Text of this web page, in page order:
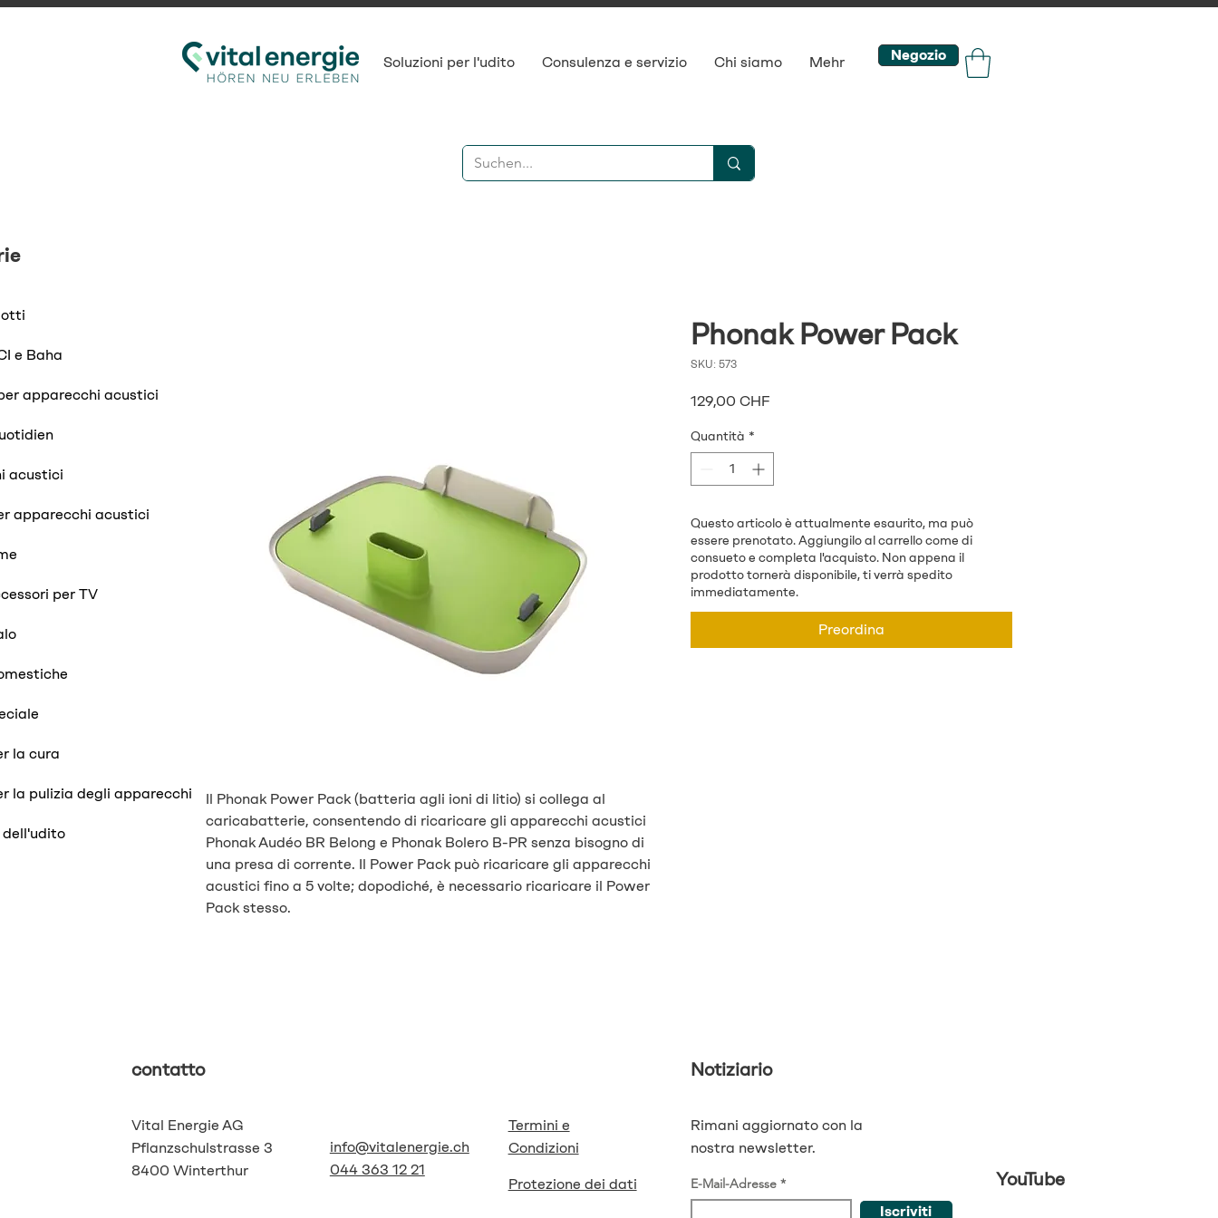
Soluzioni per l'udito Consulenza e servizio Chi siamo Mehr Negozio
e Baha
apparecchi acustici
acustici
apparecchi acustici
per TV
la cura
la pulizia degli apparecchi
dell'udito
Il Phonak Power Pack (batteria agli ioni di litio) si collega al
caricabatterie, consentendo di ricaricare gli apparecchi acustici
Phonak Audéo BR Belong e Phonak Bolero B-PR senza bisogno di
una presa di corrente. Il Power Pack può ricaricare gli apparecchi
acustici fino a 5 volte; dopodiché, è necessario ricaricare il Power
Pack stesso.
Phonak Power Pack
SKU: 573
129,00 CHFPrezzo
Quantità *
Questo articolo è attualmente esaurito, ma può
essere prenotato. Aggiungilo al carrello come di
consueto e completa l'acquisto. Non appena il
prodotto tornerà disponibile, ti verrà spedito
immediatamente.
Preordina
contatto
Vital Energie AG
Pflanzschulstrasse 3
8400 Winterthur
info@vitalenergie.ch
044 363 12 21
Termini e
Condizioni
Protezione dei dati
Notiziario
Rimani aggiornato con la
nostra newsletter.
E-Mail-Adresse
Iscriviti
YouTube